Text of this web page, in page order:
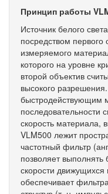
Принцип работы
Источник белого
посредством первого
измеряемого
которого на уровне
второй объектив
высокого
быстродействующим
последовательности
скорость материала,
VLM500 лежит
частотный фильтр
позволяет
скорости
обеспечивает